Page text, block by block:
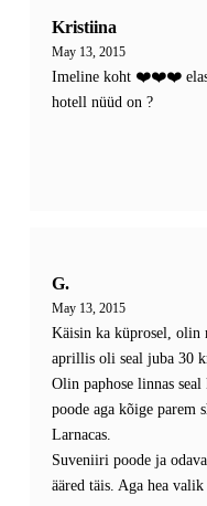
Kristiina
May 13, 2015
Imeline koht ❤️❤️❤️
hotell nüüd on ?
G.
May 13, 2015
Käisin ka küprosel,
aprillis oli seal juba 30
Olin paphose linnas
poode aga kõige parem
Larnacas.
Suveniiri poode ja
ääred täis. Aga hea